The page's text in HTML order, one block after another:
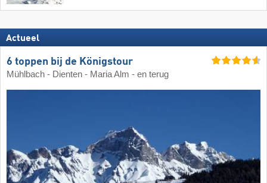
Actueel
6 toppen bij de Königstour
Mühlbach - Dienten - Maria Alm - en terug